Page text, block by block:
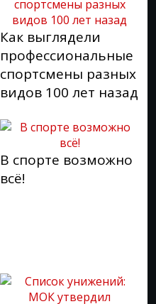
Как выглядели
профессиональные
спортсмены разных
видов 100 лет назад
В спорте возможно
всё!